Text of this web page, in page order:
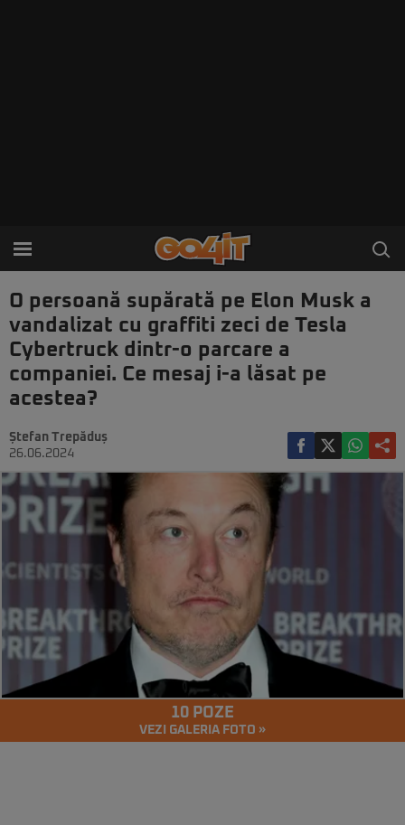
O persoană supărată pe Elon Musk a
vandalizat cu graffiti zeci de Tesla
Cybertruck dintr-o parcare a
companiei. Ce mesaj i-a lăsat pe
acestea?
Ștefan Trepăduș
26.06.2024
10 POZE
VEZI GALERIA FOTO »